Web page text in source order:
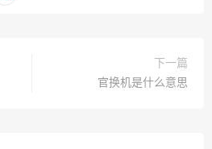
下一篇
官换机是什么意思